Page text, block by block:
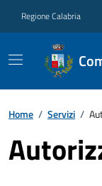
Regione Calabria
Home / Servizi /